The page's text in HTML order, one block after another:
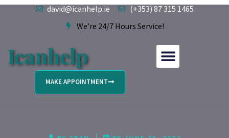
We’re 24/7 Hours Service!
david@icanhelp.ie (+353) 87 315 1465
Icanhelp
MAKE APPOINTMENT